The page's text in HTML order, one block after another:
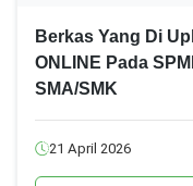
Berkas Yang Di
ONLINE Pada
SMA/SMK
21 April 2026